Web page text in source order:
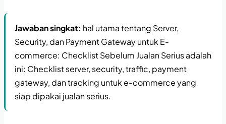
Jawaban singkat: hal utama tentang Server,
Security, dan Payment Gateway untuk E-
commerce: Checklist Sebelum Jualan Serius adalah
ini: Checklist server, security, traffic, payment
gateway, dan tracking untuk e-commerce yang
siap dipakai jualan serius.